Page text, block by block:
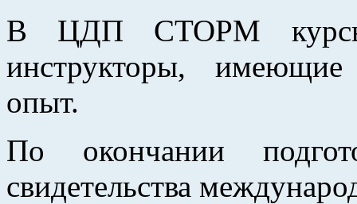
В ЦДП СТОРМ курсы
инструкторы,
опыт.
По окончании
свидетельства